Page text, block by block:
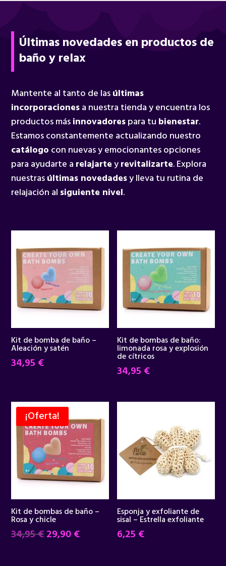
Últimas novedades en productos de
baño y relax
Mantente al tanto de lasúltimas
incorporacionesa nuestra tienda y encuentra los
productos másinnovadorespara tu bienestar.
Estamos constantemente actualizando nuestro
catálogo con nuevas y emocionantes opciones
para ayudarte a relajarteyrevitalizarte. Explora
nuestrasúltimas novedadesy lleva tu rutina de
relajación al siguiente nivel.
Kit de bomba de baño –
Aleación y satén
34,95 €
Kit de bombas de baño:
limonada rosa y explosión
de cítricos
34,95 €
¡Oferta!
Kit de bombas de baño –
Rosa y chicle
34,95€El
29,90€El
Esponja y exfoliante de
sisal – Estrella exfoliante
6,25 €